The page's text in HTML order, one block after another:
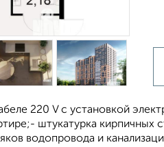
220 V с установкой
штукатурка
водопровода и